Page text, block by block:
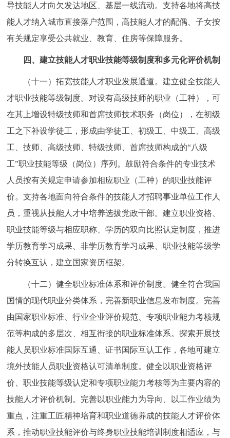
导技能人才向欠发达地区、基层一线流动。支持各地将高技
能人才纳入城市直接落户范围，高技能人才的配偶、子女按
有关规定享受公共就业、教育、住房等保障服务。
四、建立技能人才职业技能等级制度和多元化评价机制
（十一）拓宽技能人才职业发展通道。建立健全技能人
才职业技能等级制度。对设有高级技师的职业（工种），可
在其上增设特级技师和首席技师技术职务（岗位），在初级
工之下补设学徒工，形成由学徒工、初级工、中级工、高级
工、技师、高级技师、特级技师、首席技师构成的“八级
工”职业技能等级（岗位）序列。鼓励符合条件的专业技术
人员按有关规定申请参加相应职业（工种）的职业技能评
价。支持各地面向符合条件的技能人才招聘事业单位工作人
员，重视从技能人才中培养选拔党政干部。建立职业资格、
职业技能等级与相应职称、学历的双向比照认定制度，推进
学历教育学习成果、非学历教育学习成果、职业技能等级学
分转换互认，建立国家资历框架。
（十二）健全职业标准体系和评价制度。健全符合我国
国情的现代职业分类体系，完善新职业信息发布制度。完善
由国家职业标准、行业企业评价规范、专项职业能力考核规
范等构成的多层次、相互衔接的职业标准体系。探索开展技
能人员职业标准国际互通、证书国际互认工作，各地可建立
境外技能人员职业资格认可清单制度。健全以职业资格评
价、职业技能等级认定和专项职业能力考核等为主要内容的
技能人才评价机制。完善以职业能力为导向、以工作业绩为
重点，注重工匠精神培育和职业道德养成的技能人才评价体
系，推动职业技能评价与终身职业技能培训制度相适应，与